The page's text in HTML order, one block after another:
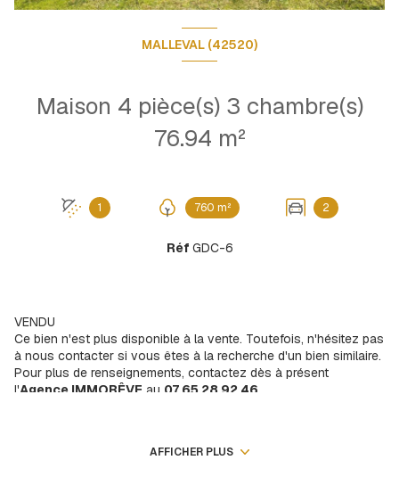
MALLEVAL (42520)
Maison 4 pièce(s) 3 chambre(s)
76.94 m²
1 760 m² 2
Réf GDC-6
VENDU
Ce bien n'est plus disponible à la vente. Toutefois, n'hésitez pas
à nous contacter si vous êtes à la recherche d'un bien similaire.
Pour plus de renseignements, contactez dès à présent
l'Agence IMMORÊVE au 07 65 28 92 46
d'environ 60,87 m2 habitables + 16 m2, soit un total de 77m2,
AFFICHER PLUS